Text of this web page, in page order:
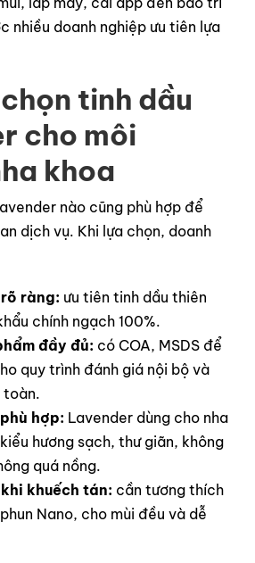
nhiều doanh nghiệp ưu tiên lựa
tinh dầu
cho môi
khoa
nào cũng phù hợp để
dịch vụ. Khi lựa chọn, doanh
ràng: ưu tiên tinh dầu thiên
chính ngạch 100%.
đầy đủ: có COA, MSDS để
quy trình đánh giá nội bộ và
toàn.
hợp: Lavender dùng cho nha
hương sạch, thư giãn, không
quá nồng.
khuếch tán: cần tương thích
Nano, cho mùi đều và dễ